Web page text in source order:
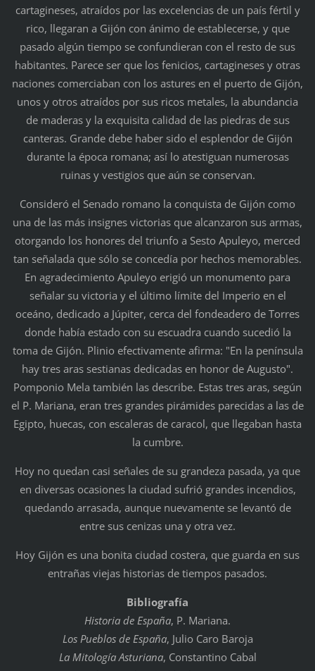
cartagineses, atraídos por las excelencias de un país fértil y
rico, llegaran a Gijón con ánimo de establecerse, y que
pasado algún tiempo se confundieran con el resto de sus
habitantes. Parece ser que los fenicios, cartagineses y otras
naciones comerciaban con los astures en el puerto de Gijón,
unos y otros atraídos por sus ricos metales, la abundancia
de maderas y la exquisita calidad de las piedras de sus
canteras. Grande debe haber sido el esplendor de Gijón
durante la época romana; así lo atestiguan numerosas
ruinas y vestigios que aún se conservan.
Consideró el Senado romano la conquista de Gijón como
una de las más insignes victorias que alcanzaron sus armas,
otorgando los honores del triunfo a Sesto Apuleyo, merced
tan señalada que sólo se concedía por hechos memorables.
En agradecimiento Apuleyo erigió un monumento para
señalar su victoria y el último límite del Imperio en el
oceáno, dedicado a Júpiter, cerca del fondeadero de Torres
donde había estado con su escuadra cuando sucedió la
toma de Gijón. Plinio efectivamente afirma: "En la península
hay tres aras sestianas dedicadas en honor de Augusto".
Pomponio Mela también las describe. Estas tres aras, según
el P. Mariana, eran tres grandes pirámides parecidas a las de
Egipto, huecas, con escaleras de caracol, que llegaban hasta
la cumbre.
Hoy no quedan casi señales de su grandeza pasada, ya que
en diversas ocasiones la ciudad sufrió grandes incendios,
quedando arrasada, aunque nuevamente se levantó de
entre sus cenizas una y otra vez.
Hoy Gijón es una bonita ciudad costera, que guarda en sus
entrañas viejas historias de tiempos pasados.
Bibliografía
Historia de España, P. Mariana.
Los Pueblos de España, Julio Caro Baroja
La Mitología Asturiana, Constantino Cabal